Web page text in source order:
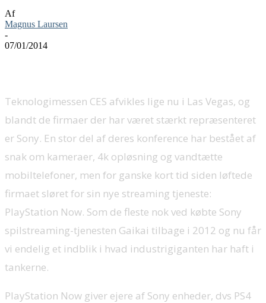
Af
Magnus Laursen
-
07/01/2014
Teknologimessen CES afvikles lige nu i Las Vegas, og
blandt de firmaer der har været stærkt repræsenteret
er Sony. En stor del af deres konference har bestået af
snak om kameraer, 4k opløsning og vandtætte
mobiltelefoner, men for ganske kort tid siden løftede
firmaet sløret for sin nye streaming tjeneste:
PlayStation Now. Som de fleste nok ved købte Sony
spilstreaming-tjenesten Gaikai tilbage i 2012 og nu får
vi endelig et indblik i hvad industrigiganten har haft i
tankerne.
PlayStation Now giver ejere af Sony enheder, dvs PS4